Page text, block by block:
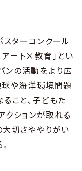
スターコンクール
ート×教育」とい
ンの活動をより広
球や海洋環境問題
こと、子どもた
クションが取れる
大切さややりがい